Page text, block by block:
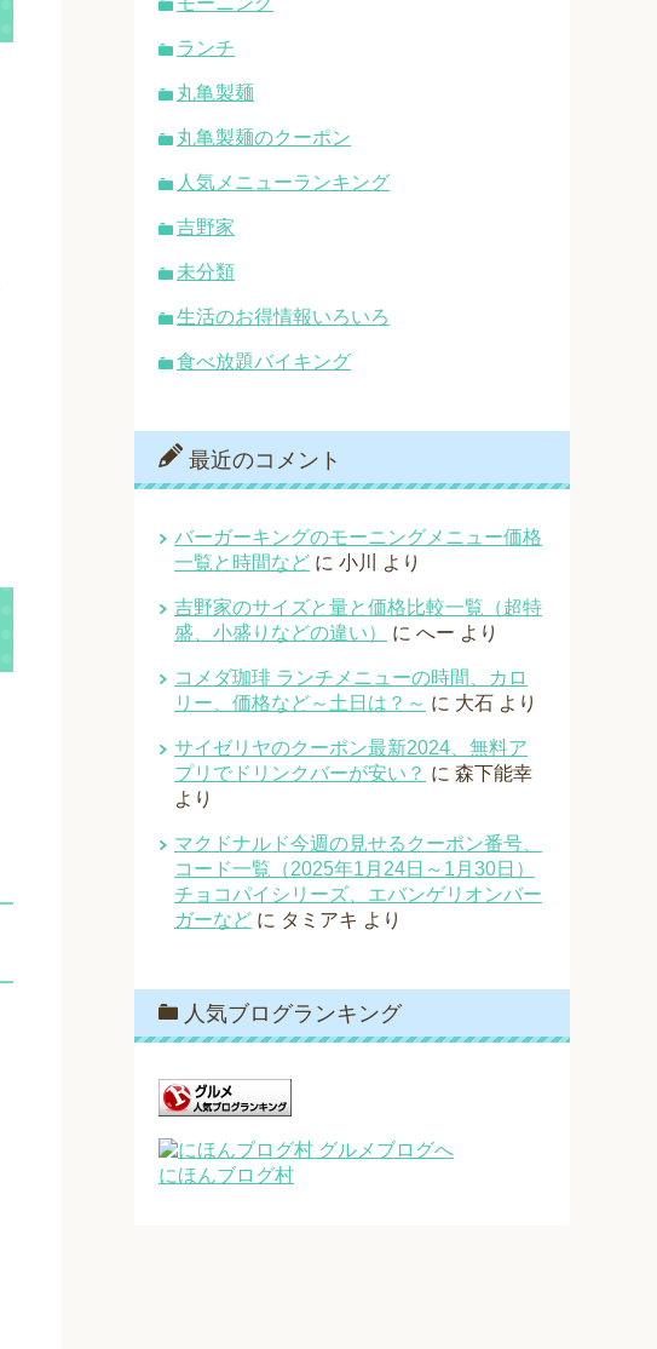
ランチ
丸亀製麺
丸亀製麺のクーポン
人気メニューランキング
吉野家
未分類
生活のお得情報いろいろ
食べ放題バイキング
最近のコメント
バーガーキングのモーニングメニュー価格
一覧と時間など に 小川 より
吉野家のサイズと量と価格比較一覧（超特
盛、小盛りなどの違い）
に へー より
コメダ珈琲 ランチメニューの時間、カロ
リー、価格など～土日は？～ に 大石 より
サイゼリヤのクーポン最新2024、無料ア
プリでドリンクバーが安い？ に 森下能幸
より
マクドナルド今週の見せるクーポン番号、
コード一覧（2025年1月24日～1月30日）
チョコパイシリーズ、エバンゲリオンバー
ガーなど に タミアキ より
人気ブログランキング
にほんブログ村